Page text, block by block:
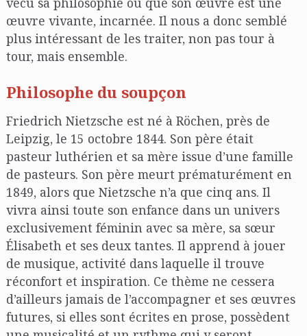
œuvre vivante, incarnée. Il nous a donc semblé
plus intéressant de les traiter, non pas tour à
tour, mais ensemble.
Philosophe du soupçon
Friedrich Nietzsche est né à Röchen, près de
Leipzig, le 15 octobre 1844. Son père était
pasteur luthérien et sa mère issue d’une famille
de pasteurs. Son père meurt prématurément en
1849, alors que Nietzsche n’a que cinq ans. Il
vivra ainsi toute son enfance dans un univers
exclusivement féminin avec sa mère, sa sœur
Élisabeth et ses deux tantes. Il apprend à jouer
de musique, activité dans laquelle il trouve
réconfort et inspiration. Ce thème ne cessera
d’ailleurs jamais de l’accompagner et ses œuvres
futures, si elles sont écrites en prose, possèdent